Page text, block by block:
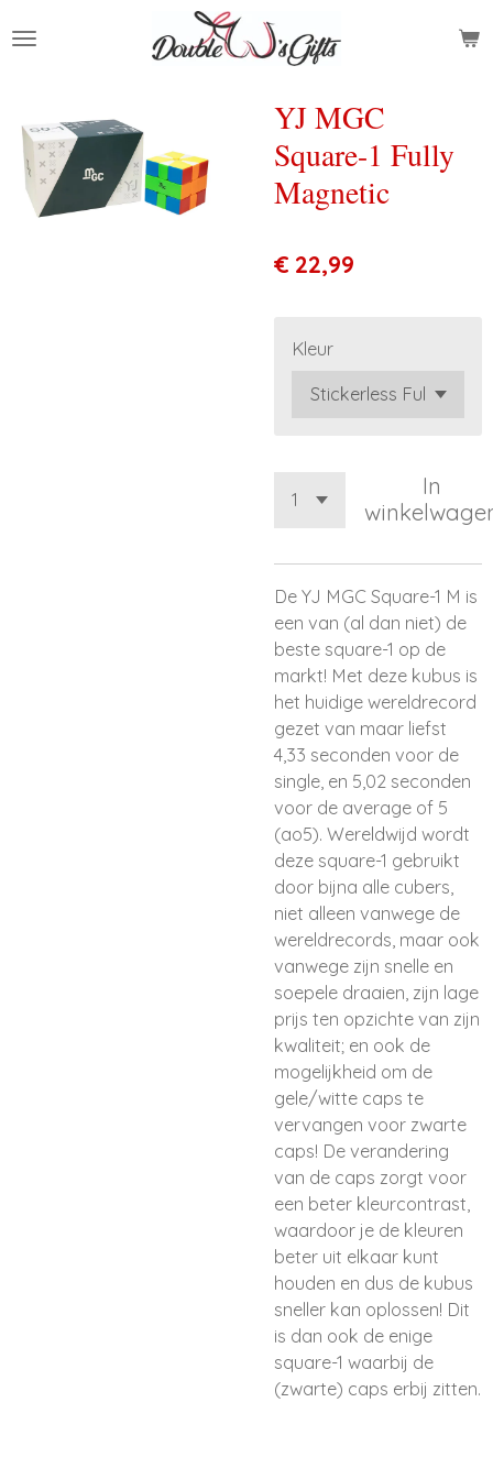
direct
hoofdinhoud
YJ MGC
Square-1 Fully
Magnetic
€ 22,99
Kleur
In
De YJ MGC Square-1 M is
een van (al dan niet) de
beste square-1 op de
markt! Met deze kubus is
het huidige wereldrecord
gezet van maar liefst
4,33 seconden voor de
single, en 5 02 seconden
voor de average of 5
(ao5). Wereldwijd wordt
deze square-1 gebruikt
door bijna alle cubers
niet alleen vanwege de
wereldrecords, maar ook
vanwege zijn snelle en
soepele draaien zijn lage
prijs ten opzichte van zijn
kwaliteit; en ook de
mogelijkheid om de
gele/witte caps te
vervangen voor zwarte
caps! De verandering
van de caps zorgt voor
een beter kleurcontrast,
waardoor je de kleuren
beter uit elkaar kunt
houden en dus de kubus
sneller kan oplossen! Dit
is dan ook de enige
square-1 waarbij de
(zwarte) caps erbij zitten.